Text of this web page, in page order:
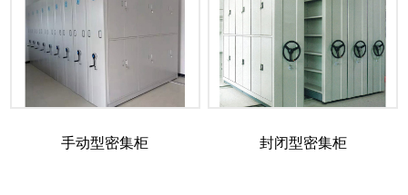
手动型密集柜 封闭型密集柜